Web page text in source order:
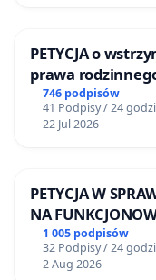
zapewnić
oraz suwerenność
potencjału
Południowa,
nakładów na
bezpieczeństwo,
państwa. Kraje te
PETYCJA o
746 podpisów
41 Podpisy / 24
22 Jul 2026
PETYCJA W
NA
BEZDOMNYCH
1 005 podpisów
32 Podpisy / 24
2 Aug 2026